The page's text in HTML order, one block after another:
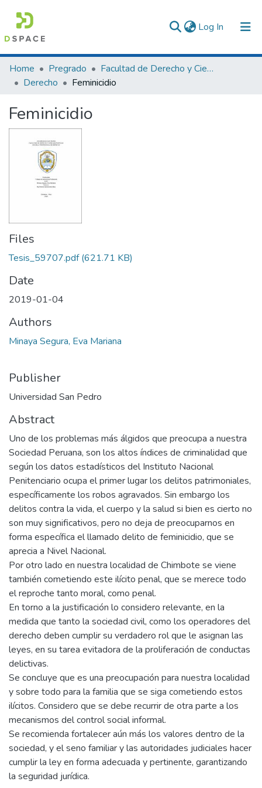
Log In (current)
Communities & Collections
All of DSpace
Statistics
Home Pregrado
Facultad de Derecho y Ciencias Políticas
Derecho
Feminicidio
Feminicidio
Files
Tesis_59707.pdf(621.71 KB)
Date
2019-01-04
Authors
Minaya Segura, Eva Mariana
Publisher
Universidad San Pedro
Abstract
Uno de los problemas más álgidos que preocupa a nuestra
Sociedad Peruana, son los altos índices de criminalidad que
según los datos estadísticos del Instituto Nacional
Penitenciario ocupa el primer lugar los delitos patrimoniales,
específicamente los robos agravados. Sin embargo los
delitos contra la vida, el cuerpo y la salud si bien es cierto no
son muy significativos, pero no deja de preocuparnos en
forma específica el llamado delito de feminicidio, que se
aprecia a Nivel Nacional.
Por otro lado en nuestra localidad de Chimbote se viene
también cometiendo este ilícito penal, que se merece todo
el reproche tanto moral, como penal.
En torno a la justificación lo considero relevante, en la
medida que tanto la sociedad civil, como los operadores del
derecho deben cumplir su verdadero rol que le asignan las
leyes, en su tarea evitadora de la proliferación de conductas
delictivas.
Se concluye que es una preocupación para nuestra localidad
y sobre todo para la familia que se siga cometiendo estos
ilícitos. Considero que se debe recurrir de otra parte a los
mecanismos del control social informal.
Se recomienda fortalecer aún más los valores dentro de la
sociedad, y el seno familiar y las autoridades judiciales hacer
cumplir la ley en forma adecuada y pertinente, garantizando
la seguridad jurídica.